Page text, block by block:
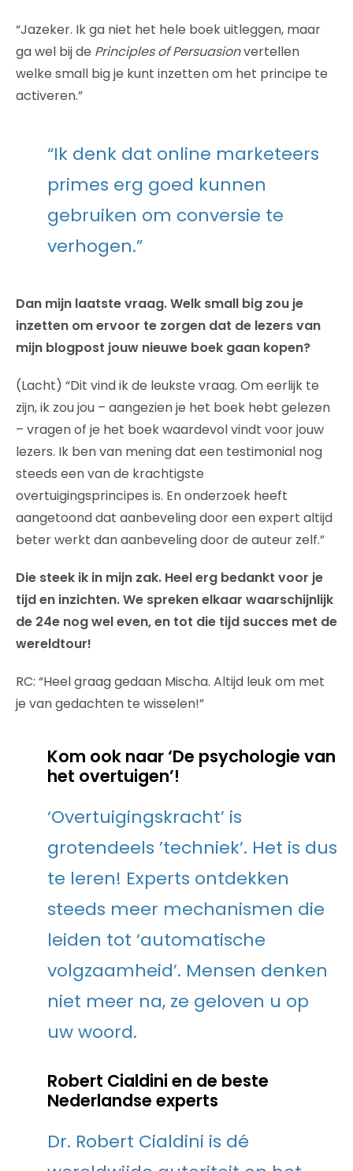
“Jazeker. Ik ga niet het hele boek uitleggen, maar
ga wel bij de Principles of Persuasionvertellen
welke small big je kunt inzetten om het principe te
activeren.”
“Ik denk dat online marketeers
primes erg goed kunnen
gebruiken om conversie te
verhogen.”
Dan mijn laatste vraag. Welk small big zou je
inzetten om ervoor te zorgen dat de lezers van
mijn blogpost jouw nieuwe boek gaan kopen?
(Lacht) “Dit vind ik de leukste vraag. Om eerlijk te
zijn, ik zou jou – aangezien je het boek hebt gelezen
– vragen of je het boek waardevol vindt voor jouw
lezers. Ik ben van mening dat een testimonial nog
steeds een van de krachtigste
overtuigingsprincipes is. En onderzoek heeft
aangetoond dat aanbeveling door een expert altijd
beter werkt dan aanbeveling door de auteur zelf.”
Die steek ik in mijn zak. Heel erg bedankt voor je
tijd en inzichten. We spreken elkaar waarschijnlijk
de 24e nog wel even, en tot die tijd succes met de
wereldtour!
RC: “Heel graag gedaan Mischa. Altijd leuk om met
je van gedachten te wisselen!”
Kom ook naar ‘De psychologie van
het overtuigen’!
‘Overtuigingskracht’ is
grotendeels ’techniek’. Het is dus
te leren! Experts ontdekken
steeds meer mechanismen die
leiden tot ‘automatische
volgzaamheid’. Mensen denken
niet meer na, ze geloven u op
uw woord.
Robert Cialdini en de beste
Nederlandse experts
Dr. Robert Cialdini is dé